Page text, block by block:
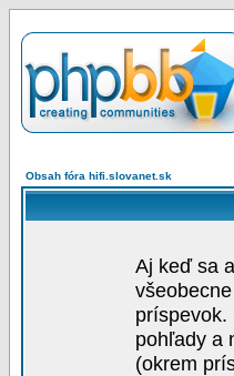
Obsah fóra hifi.slovanet.sk
Aj keď sa
príspevok.
pohľady a
(okrem